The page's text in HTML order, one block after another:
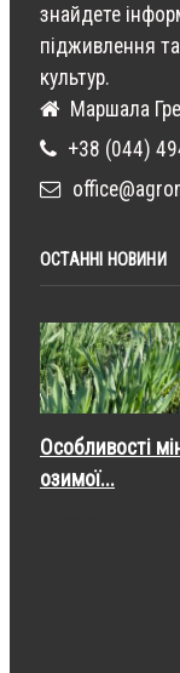
знайдете
підживлення
культур.
Маршала
+38 (044)
ОСТАННІ НОВИНИ
Особливості
озимої...